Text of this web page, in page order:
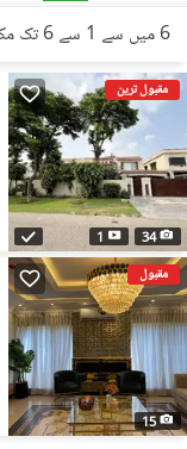
6 میں سے 1 سے 6 تک مکانات
مقبول ترین
34
1
مقبول
15